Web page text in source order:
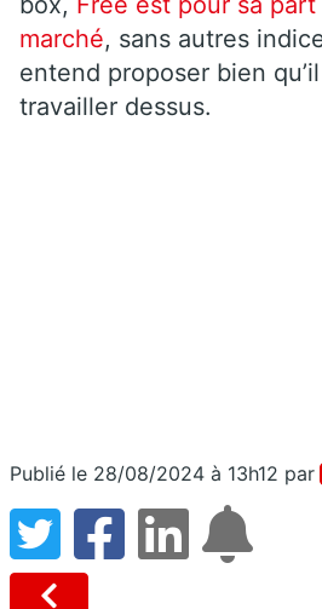
marché, sans autres
entend proposer bien
travailler dessus.
Publié le 28/08/2024 à 13h12 par